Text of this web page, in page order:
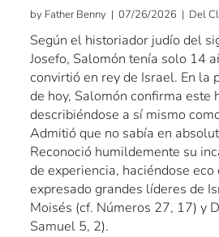
by Father Benny | 07/26/2026 | Del
Según el historiador judío del
Josefo, Salomón tenía solo 14
convirtió en rey de Israel. En la
de hoy, Salomón confirma este
describiéndose a sí mismo
Admitió que no sabía en
Reconoció humildemente su
de experiencia, haciéndose
expresado grandes líderes de
Moisés (cf. Números 27, 17) y
Samuel 5, 2).